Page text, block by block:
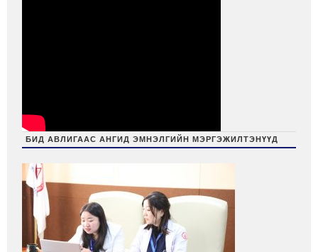
БИД АВЛИГААС АНГИД ЭМНЭЛГИЙН МЭРГЭЖИЛТЭНҮҮД